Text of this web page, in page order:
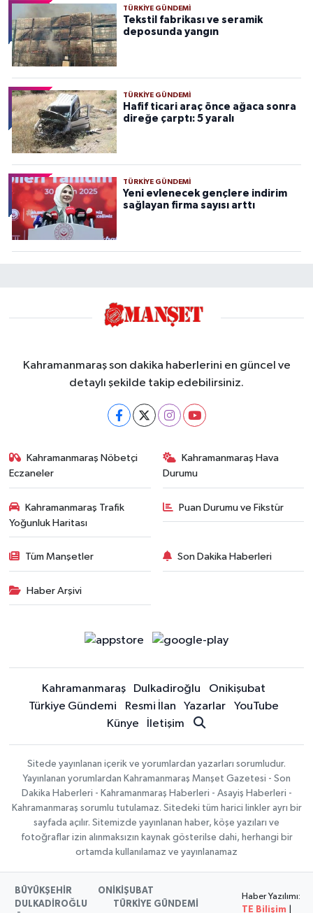
TÜRKIYE GÜNDEMI
Tekstil fabrikası ve seramik
deposunda yangın
TÜRKIYE GÜNDEMI
Hafif ticari araç önce ağaca sonra
direğe çarptı: 5 yaralı
TÜRKIYE GÜNDEMI
Yeni evlenecek gençlere indirim
sağlayan firma sayısı arttı
Kahramanmaraş son dakika haberlerini en güncel ve
detaylı şekilde takip edebilirsiniz.
Kahramanmaraş Nöbetçi
Eczaneler
Kahramanmaraş Hava
Durumu
Kahramanmaraş Trafik
Yoğunluk Haritası
Puan Durumu ve Fikstür
Tüm Manşetler Son Dakika Haberleri
Haber Arşivi
Kahramanmaraş Dulkadiroğlu
Onikişubat
Türkiye Gündemi
Resmi İlan Yazarlar
YouTube
Künye
İletişim
Sitede yayınlanan içerik ve yorumlardan yazarları sorumludur.
Yayınlanan yorumlardan Kahramanmaraş Manşet Gazetesi - Son
Dakika Haberleri - Kahramanmaraş Haberleri - Asayiş Haberleri -
Kahramanmaraş sorumlu tutulamaz. Sitedeki tüm harici linkler ayrı bir
sayfada açılır. Sitemizde yayınlanan haber, köşe yazıları ve
fotoğraflar izin alınmaksızın kaynak gösterilse dahi, herhangi bir
ortamda kullanılamaz ve yayınlanamaz
BÜYÜKŞEHİR
ONİKİŞUBAT
DULKADİROĞLU
TÜRKİYE GÜNDEMİ
Haber Yazılımı:
TE Bilişim